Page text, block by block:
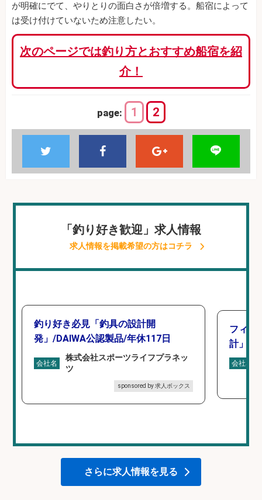
が明確にでて、やりとりの面白さが倍増する。船宿によって
は受け付けていないため注意したい。
次のページでは釣り方とおすすめ船宿を紹
介！
page: 1 2
「釣り好き歓迎」求人情報
求人情報を掲載希望の方はコチラ
釣り好き必見「釣具の設計開
発」/DAIWA公認製品/年休117日
会社名
株式会社スポーツライフプラネッ
ツ
sponsored by 求人ボックス
フィッ
計」
会社名
さらに求人情報を見る